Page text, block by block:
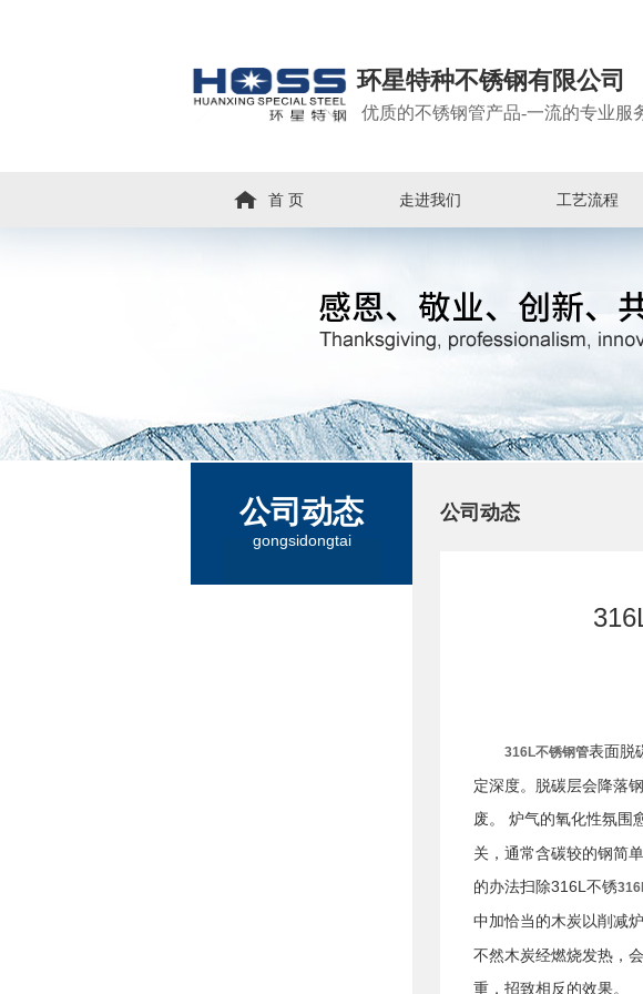
环星特种不锈钢有限公司
优质的不锈钢管产品-一流的专业服
首 页 走进我们 工艺流程
公司动态
gongsidongtai
公司动态
316L不锈钢管表面脱
定深度。脱碳层会降落
废。 炉气的氧化性氛围
关，通常含碳较的钢简
的办法扫除316L不锈
中加恰当的木炭以削减
不然木炭经燃烧发热，
重，招致相反的效果。